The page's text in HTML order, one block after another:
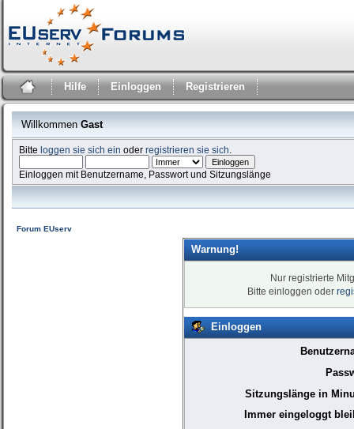
Hilfe Einloggen Registrieren
Willkommen Gast
Bitteloggen sie sich ein oderregistrieren sie sich
Einloggen mit Benutzername, Passwort und Sitzungslänge
Forum EUserv
Warnung!
Nur registrierte
Bitte einloggen oder
Einloggen
Sitzungslänge in
Immer eingeloggt